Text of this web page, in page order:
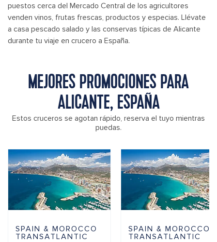
puestos cerca del Mercado Central de los agricultores
venden vinos, frutas frescas, productos y especias. Llévate
a casa pescado salado y las conservas típicas de Alicante
durante tu viaje en crucero a España.
MEJORES PROMOCIONES PARA
ALICANTE, ESPAÑA
Estos cruceros se agotan rápido, reserva el tuyo mientras
puedas.
SPAIN & MOROCCO
TRANSATLANTIC
SPAIN & MOROCCO
TRANSATLANTIC